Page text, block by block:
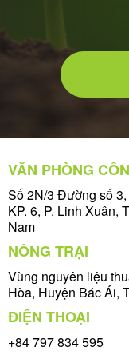
VĂN PHÒNG
Số 2N/3 Đường số
KP. 6, P. Linh Xuân,
Nam
NÔNG TRẠI
Vùng nguyên liệu
Hòa, Huyện Bác Ái,
ĐIỆN THOẠI
+84 797 834 595